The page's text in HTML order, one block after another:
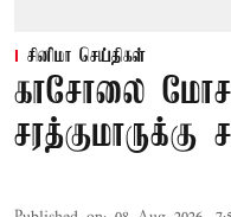
சினிமா செய்திகள்
காசோலை
சரத்குமாருக்கு